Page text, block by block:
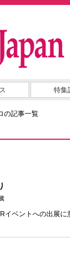
特集
の記事一覧
イベントへの出展